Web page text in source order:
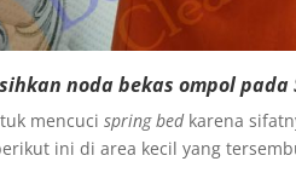
noda bekas ompol pada
mencucispring bedkarena
ini di area kecil yang